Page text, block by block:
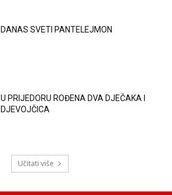
DANAS SVETI PANTELEJMON
U PRIJEDORU ROĐENA DVA DJEČAKA I
DJEVOJČICA
Učitati više